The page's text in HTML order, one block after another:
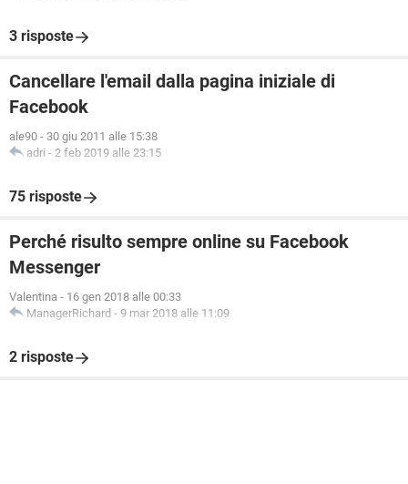
3 risposte
Cancellare l'email dalla pagina iniziale di
Facebook
ale90 - 30 giu 2011 alle 15:38
adri - 2 feb 2019 alle 23:15
75 risposte
Perché risulto sempre online su Facebook
Messenger
Valentina - 16 gen 2018 alle 00:33
ManagerRichard - 9 mar 2018 alle 11:09
2 risposte